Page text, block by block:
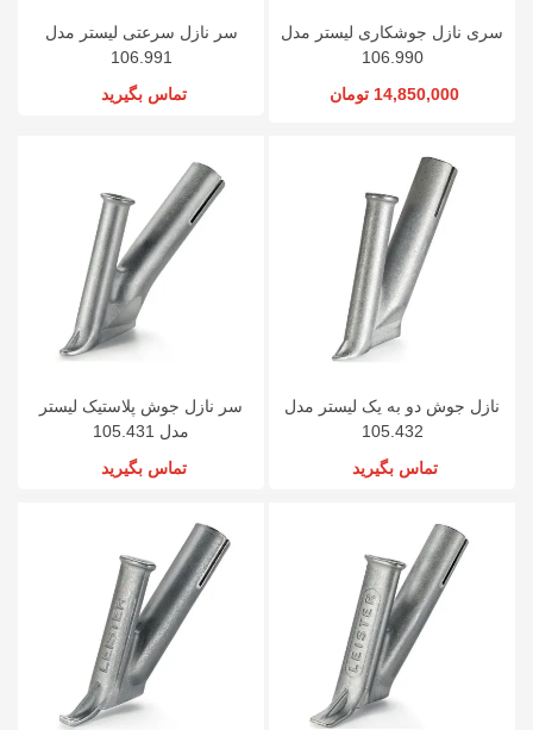
سری نازل جوشکاری لیستر مدل
106.990
14,850,000 تومان
سر نازل سرعتی لیستر مدل
106.991
تماس بگیرید
نازل جوش دو به یک لیستر مدل
105.432
تماس بگیرید
سر نازل جوش پلاستیک لیستر
مدل 105.431
تماس بگیرید